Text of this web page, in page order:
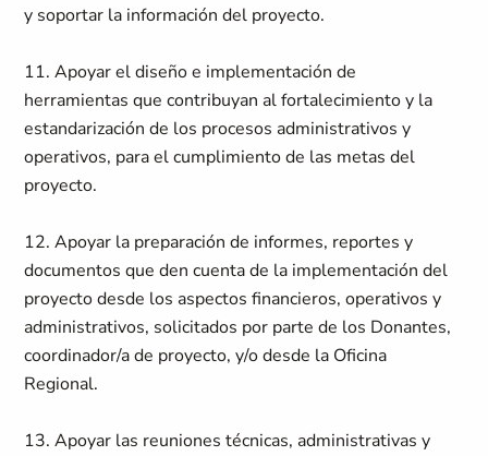
y soportar la información del proyecto.
11. Apoyar el diseño e implementación de
herramientas que contribuyan al fortalecimiento y la
estandarización de los procesos administrativos y
operativos, para el cumplimiento de las metas del
proyecto.
12. Apoyar la preparación de informes, reportes y
documentos que den cuenta de la implementación del
proyecto desde los aspectos financieros, operativos y
administrativos, solicitados por parte de los Donantes,
coordinador/a de proyecto, y/o desde la Oficina
Regional.
13. Apoyar las reuniones técnicas, administrativas y